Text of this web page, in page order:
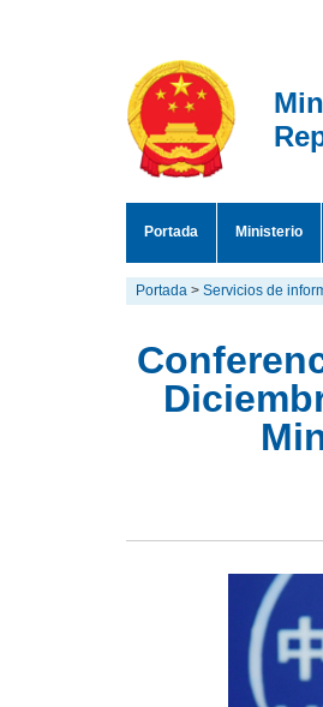
Portada Ministerio
Portada > Servicios de